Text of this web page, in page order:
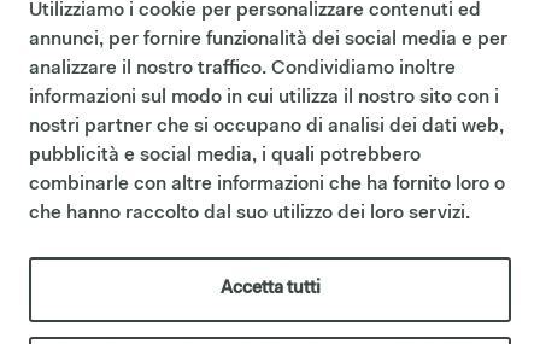
Utilizziamo i cookie per personalizzare contenuti ed
annunci, per fornire funzionalità dei social media e per
analizzare il nostro traffico. Condividiamo inoltre
informazioni sul modo in cui utilizza il nostro sito con i
nostri partner che si occupano di analisi dei dati web,
pubblicità e social media, i quali potrebbero
combinarle con altre informazioni che ha fornito loro o
che hanno raccolto dal suo utilizzo dei loro servizi.
Accetta tutti
cambiar idioma:
English
Français
Facebook
Instagram
Pinterest
área legal
Codigo etico
Sintesi Modello Organizzativo 231
P.iva IT01622510566